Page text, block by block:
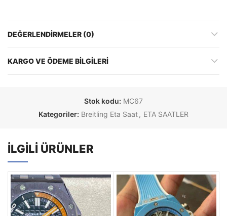
DEĞERLENDIRMELER (0)
KARGO VE ÖDEME BILGILERI
Stok kodu: MC67
Kategoriler: Breitling Eta Saat , ETA SAATLER
İLGILI ÜRÜNLER